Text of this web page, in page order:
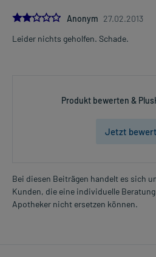
2.0Anonym 27.02.2013
Leider nichts geholfen. Schade.
Produkt bewerten &
Jetzt
Bei diesen Beiträgen handelt es sich
Kunden, die eine individuelle
Apotheker nicht ersetzen können.